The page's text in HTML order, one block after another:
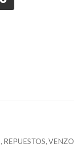
, REPUESTOS,VENZO